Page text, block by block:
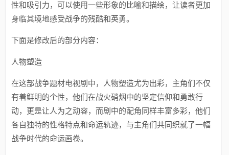
性和吸引力，可以使用一些形象的比喻和描绘，让读者更加
身临其境地感受战争的残酷和英勇。
下面是修改后的部分内容：
人物塑造
在这部战争题材电视剧中，人物塑造尤为出彩，主角们不仅
有着鲜明的个性，他们在战火硝烟中的坚定信仰和勇敢行
动，更是让人为之动容，而剧中的配角同样丰富多彩，他们
各自独特的性格特点和命运轨迹，与主角们共同织就了一幅
战争时代的命运画卷。